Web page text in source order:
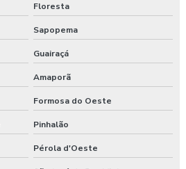
Floresta
Sapopema
Guairaçá
Amaporã
Formosa do Oeste
Pinhalão
Pérola d'Oeste